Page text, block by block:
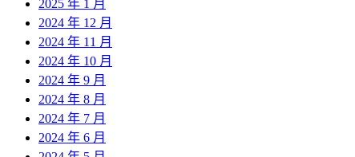
2025 年 1 月
2024 年 12 月
2024 年 11 月
2024 年 10 月
2024 年 9 月
2024 年 8 月
2024 年 7 月
2024 年 6 月